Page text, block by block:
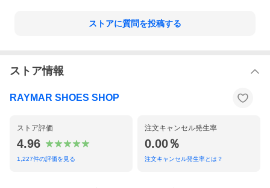
ストアに質問を投稿する
ストア情報
RAYMAR SHOES SHOP
ストア評価
4.96
1,227件の評価を見る
注文キャンセル発生率
0.00％
注文キャンセル発生率とは？